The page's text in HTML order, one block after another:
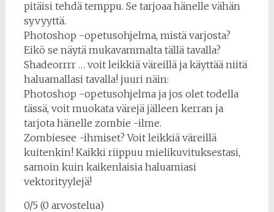
pitäisi tehdä temppu. Se tarjoaa hänelle vähän
syvyyttä.
Photoshop -opetusohjelma, mistä varjosta?
Eikö se näytä mukavammalta tällä tavalla?
Shadeorrrr … voit leikkiä väreillä ja käyttää niitä
haluamallasi tavalla! juuri näin:
Photoshop -opetusohjelma ja jos olet todella
tässä, voit muokata värejä jälleen kerran ja
tarjota hänelle zombie -ilme.
Zombiesee -ihmiset? Voit leikkiä väreillä
kuitenkin! Kaikki riippuu mielikuvituksestasi,
samoin kuin kaikenlaisia ​​haluamiasi
vektorityylejä!
0/5 (0 arvostelua)